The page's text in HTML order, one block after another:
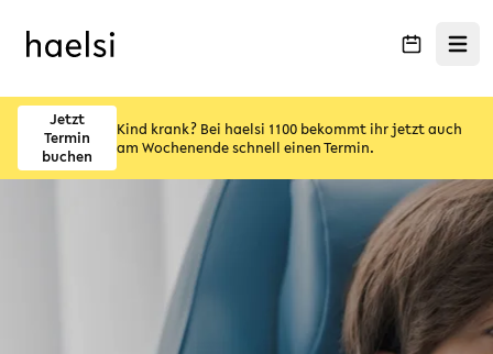
Menü
Jetzt
Termin
buchen
Kind krank? Bei haelsi 1100 bekommt ihr jetzt auch
am Wochenende schnell einen Termin.